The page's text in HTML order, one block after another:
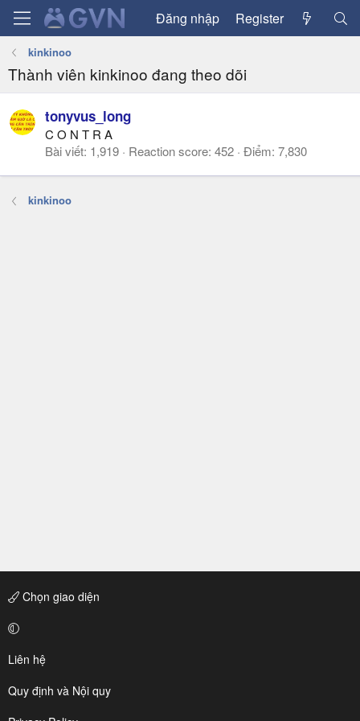
Đăng nhập Register
kinkinoo
Thành viên kinkinoo đang theo dõi
tonyvus_long
C O N T R A
Bài viết 1,919 Reaction score 452 Điểm 7,830
kinkinoo
Chọn giao diện
Liên hệ
Quy định và Nội quy